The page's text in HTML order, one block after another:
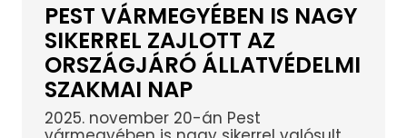
PEST VÁRMEGYÉBEN IS NAGY
SIKERREL ZAJLOTT AZ
ORSZÁGJÁRÓ ÁLLATVÉDELMI
SZAKMAI NAP
2025. november 20-án Pest